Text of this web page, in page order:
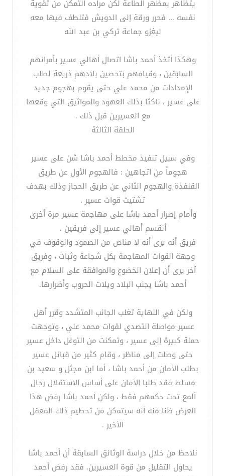
يتظاهر بمظهر الطاعة لكن مراده التمكن من تقوية
نفسه ... فحرر ورقة إلى الدويش فتلطف فيها معه
ليغزو جماعة تركي بن عبد الله
وهكذا أتخذ أحمد باشا اتصال أهالي عسير بأمرائهم
السابقين ، وقيامهم بتحصين بلادهم ذريعة لطلب
الإمدادات من محمد علي حتى يقوم بهجوم جديد
على عسير ، ناكثا بذلك العهود والمواثيق التي وقعها
مع العسيرين قبل ذلك .
الحلقة الثالثة
وفي سبيل تنفيذ مخطط أحمد باشا شن على عسير
هجوماً من اتجاهين : فالهجوم الأول عن طريق
القنفذة والهجوم الثاني عن طريق الحجاز وذلك بهدف
تشتيت قوات عسير .
وأمام إصرار أحمد باشا على مهاجمة عسير مرة أخرى
أنقسم أهالي عسير إلى فريقين .
فريق أنه يرى أنه لا مناص من الصمود والوقوف في
وجهة القوات المهاجمة بكل شجاعة وثبات ، وفريق
آخر يرى أن إعلان الخضوع والموافقة على السلام مع
أحمد باشا يجنب البلاد ويلات الحروب وأضرارها.
ولكن في النهاية تغلب الجانب المتشدد وقرر أهل
عسير مواصلة التصدي لقوات محمد علي ، وتوجهت
حملة كبيرة إلى عسير ، وتمكنت من التوغل داخل عسير
حتى وصلت إلى مناظر ، وقام كثير من قبائل عسير
بطلب الأمان من أحمد باشا ، أما ابن مجثل و سعيد بن
مسلط فقد طلبا الأمان على أساس الاستقلال رجال
ألمع تحت حكمهم فقط ، ولكن أحمد باشا رفض هذا
العرض ظنا منه أنه سيتمكن من تحطيم ذلك المعقل
الأخير .
نلاحظ من خلال دراسة الوثائق السابقة أن أحمد باشا
يحاول التقليل من قوة العسيرين. فقد رفض أحمد